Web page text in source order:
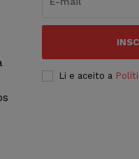
Li e aceito a